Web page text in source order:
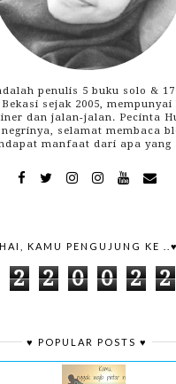
penulis 5 buku solo &
sejak 2005, mempunyai
dan jalan-jalan. Pecinta
selamat membaca
manfaat dari apa yang
KAMU PENGUJUNG KE ..♥
2 2 0 0 2 2
♥ POPULAR POSTS ♥